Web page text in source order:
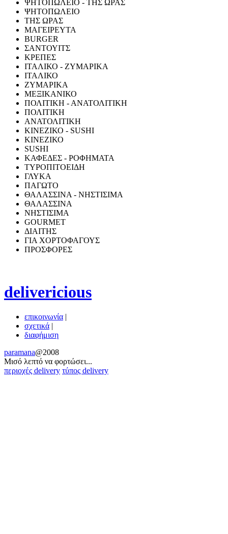
ΨΗΤΟΠΩΛΕΙΟ - ΤΗΣ ΩΡΑΣ
ΨΗΤΟΠΩΛΕΙΟ
ΤΗΣ ΩΡΑΣ
ΜΑΓΕΙΡΕΥΤΑ
BURGER
ΣΑΝΤΟΥΙΤΣ
ΚΡΕΠΕΣ
ΙΤΑΛΙΚΟ - ΖΥΜΑΡΙΚΑ
ΙΤΑΛΙΚΟ
ΖΥΜΑΡΙΚΑ
ΜΕΞΙΚΑΝΙΚΟ
ΠΟΛΙΤΙΚΗ - ΑΝΑΤΟΛΙΤΙΚΗ
ΠΟΛΙΤΙΚΗ
ΑΝΑΤΟΛΙΤΙΚΗ
ΚΙΝΕΖΙΚΟ - SUSHI
ΚΙΝΕΖΙΚΟ
SUSHI
ΚΑΦΕΔΕΣ - ΡΟΦΗΜΑΤΑ
ΤΥΡΟΠΙΤΟΕΙΔΗ
ΓΛΥΚΑ
ΠΑΓΩΤΟ
ΘΑΛΑΣΣΙΝΑ - ΝΗΣΤΙΣΙΜΑ
ΘΑΛΑΣΣΙΝΑ
ΝΗΣΤΙΣΙΜΑ
GOURMET
ΔΙΑΙΤΗΣ
ΓΙΑ ΧΟΡΤΟΦΑΓΟΥΣ
ΠΡΟΣΦΟΡΕΣ
delivericious
επικοινωνία |
σχετικά |
διαφήμιση
paramana@2008
Μισό λεπτό να φoρτώσει...
περιοχές delivery τύπος delivery